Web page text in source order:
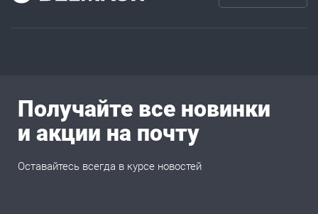
Получайте все новинки
и акции на почту
Оставайтесь всегда в курсе новостей